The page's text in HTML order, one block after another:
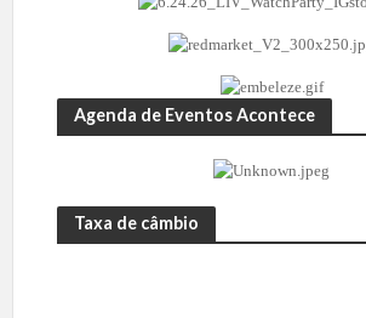
Agenda de Eventos Acontece
Taxa de câmbio